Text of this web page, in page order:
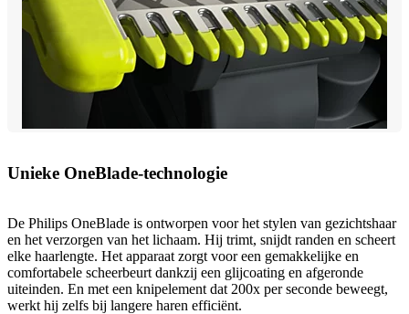
Unieke OneBlade-technologie
De Philips OneBlade is ontworpen voor het stylen van gezichtshaar
en het verzorgen van het lichaam. Hij trimt, snijdt randen en scheert
elke haarlengte. Het apparaat zorgt voor een gemakkelijke en
comfortabele scheerbeurt dankzij een glijcoating en afgeronde
uiteinden. En met een knipelement dat 200x per seconde beweegt,
werkt hij zelfs bij langere haren efficiënt.